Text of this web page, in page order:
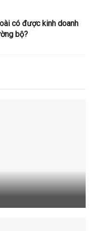
có được kinh doanh
bộ?